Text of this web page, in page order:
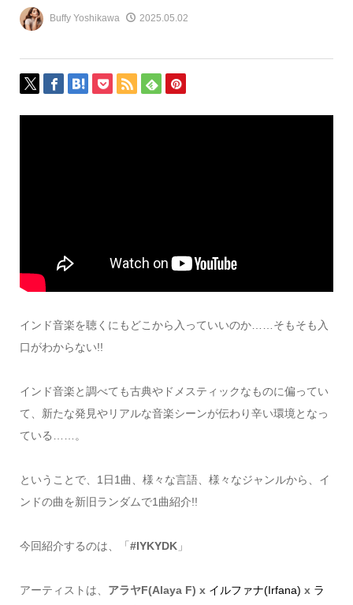
Buffy Yoshikawa 2025.05.02
インド音楽を聴くにもどこから入っていいのか……そもそも入
口がわからない!!
インド音楽と調べても古典やドメスティックなものに偏ってい
て、新たな発見やリアルな音楽シーンが伝わり辛い環境となっ
ている……。
ということで、1日1曲、様々な言語、様々なジャンルから、イ
ンドの曲を新旧ランダムで1曲紹介!!
今回紹介するのは、「 #IYKYDK」
アーティストは、 アラヤF(Alaya F) x イルファナ(Irfana) x ラ